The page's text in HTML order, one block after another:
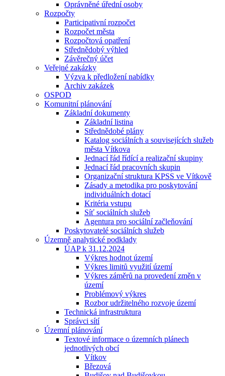
Oprávněné úřední osoby
Rozpočty
Participativní rozpočet
Rozpočet města
Rozpočtová opatření
Střednědobý výhled
Závěrečný účet
Veřejné zakázky
Výzva k předložení nabídky
Archiv zakázek
OSPOD
Komunitní plánování
Základní dokumenty
Základní listina
Střednědobé plány
Katalog sociálních a souvisejících služeb
města Vítkova
Jednací řád řídící a realizační skupiny
Jednací řád pracovních skupin
Organizační struktura KPSS ve Vítkově
Zásady a metodika pro poskytování
individuálních dotací
Kritéria vstupu
Síť sociálních služeb
Agentura pro sociální začleňování
Poskytovatelé sociálních služeb
Územně analytické podklady
ÚAP k 31.12.2024
Výkres hodnot území
Výkres limitů využití území
Výkres záměrů na provedení změn v
území
Problémový výkres
Rozbor udržitelného rozvoje území
Technická infrastruktura
Správci sítí
Územní plánování
Textové informace o územních plánech
jednotlivých obcí
Vítkov
Březová